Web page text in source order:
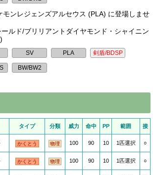
ンレジェンズアルセウス (PLA) に登場しませ
ルド/ブリリアントダイヤモンド・シャイニン
タイプ 分類 威力 命中 PP 範囲 接
かくとう 物理 100 90 10 1匹選択 ○
かくとう 物理 100 90 10 1匹選択 ○